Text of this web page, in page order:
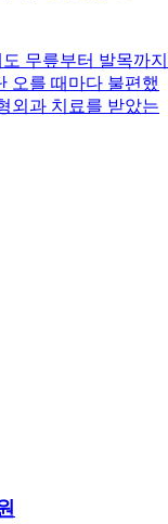
무릎부터 발목까지
오를 때마다 불편했
외과 치료를 받았는